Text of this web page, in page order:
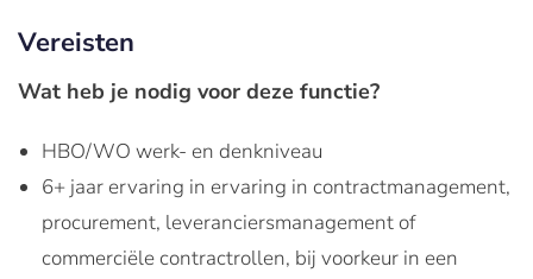
Vereisten
Wat heb je nodig voor deze functie?
HBO/WO werk- en denkniveau
6+ jaar ervaring in ervaring in contractmanagement,
procurement, leveranciersmanagement of
commerciële contractrollen, bij voorkeur in een